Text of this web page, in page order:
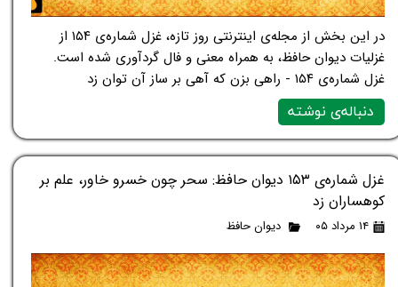
در این بخش از مجله‌ی اینترنتی روز تازه، غزل شماره‌ی ۱۵۴ از
غزلیات دیوان حافظ، به همراه معنی و فال گردآوری شده است.
غزل شماره‌ی ۱۵۴ - راهی بزن که آهی بر ساز آن توان زد
دنباله‌ی نوشته
غزل شماره‌ی ۱۵۳ دیوان حافظ: سحر چون خسرو خاور، علم بر
کوهساران زد
۱۴ مرداد ۰۵ دیوان حافظ